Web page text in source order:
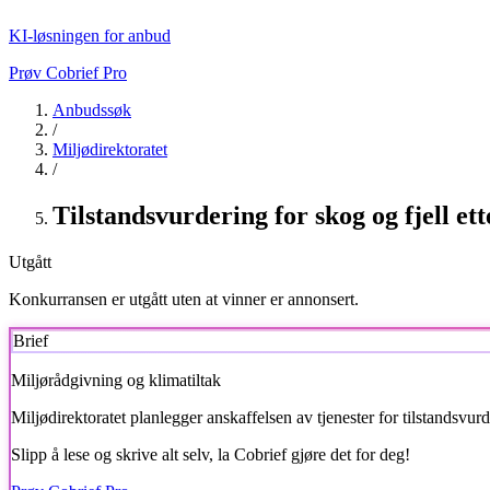
KI-løsningen for anbud
Prøv Cobrief Pro
Anbudssøk
/
Miljødirektoratet
/
Tilstandsvurdering for skog og fjell
Utgått
Konkurransen er utgått uten at vinner er annonsert.
Brief
Miljørådgivning og klimatiltak
Miljødirektoratet planlegger anskaffelsen av tjenester for
Slipp å lese og skrive alt selv, la Cobrief gjøre det for deg!